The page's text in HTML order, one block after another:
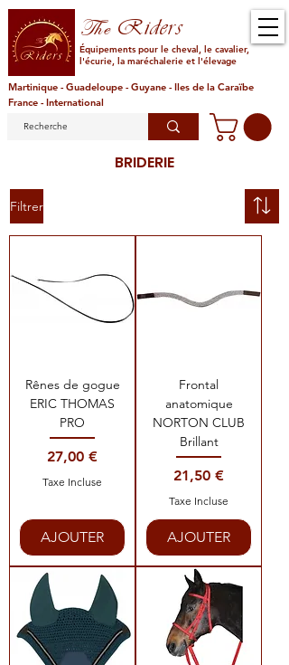
TheRiders
Équipements pour le cheval, le cavalier,
l'écurie, la maréchalerie et l'élevage
Martinique - Guadeloupe - Guyane - Iles de la Caraïbe
France - International
BRIDERIE
Filtrer
Rênes de gogue
ERIC THOMAS
PRO
Prix
27,00 €
Taxe Incluse
AJOUTER
Frontal
anatomique
NORTON CLUB
Brillant
Prix
21,50 €
Taxe Incluse
AJOUTER